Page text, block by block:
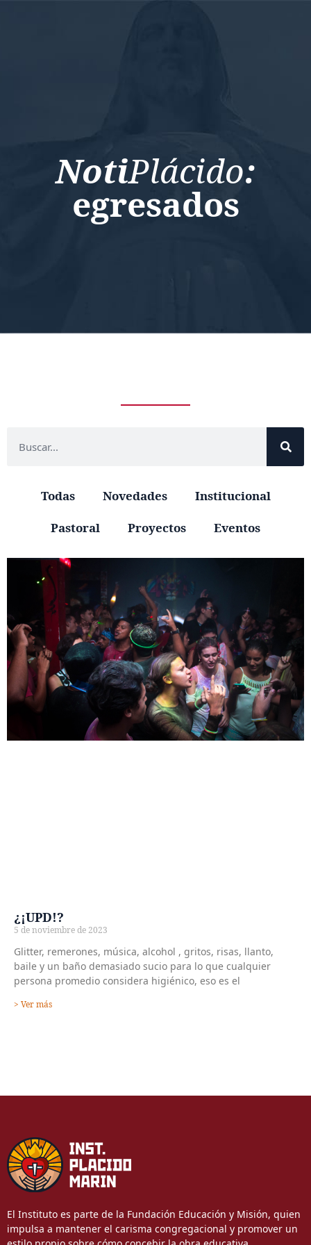
NotiPlácido:
egresados
Todas Novedades
Institucional
Pastoral
Proyectos Eventos
¿¡UPD!?
5 de noviembre de 2023
Glitter, remerones, música, alcohol , gritos, risas, llanto,
baile y un baño demasiado sucio para lo que cualquier
persona promedio considera higiénico, eso es el
> Ver más
El Instituto es parte de la Fundación Educación y Misión, quien
impulsa a mantener el carisma congregacional y promover un